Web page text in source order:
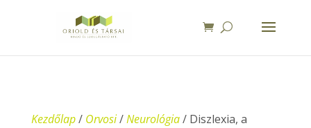
Kezdőlap/ Orvosi/Neurológia/ Diszlexia, a